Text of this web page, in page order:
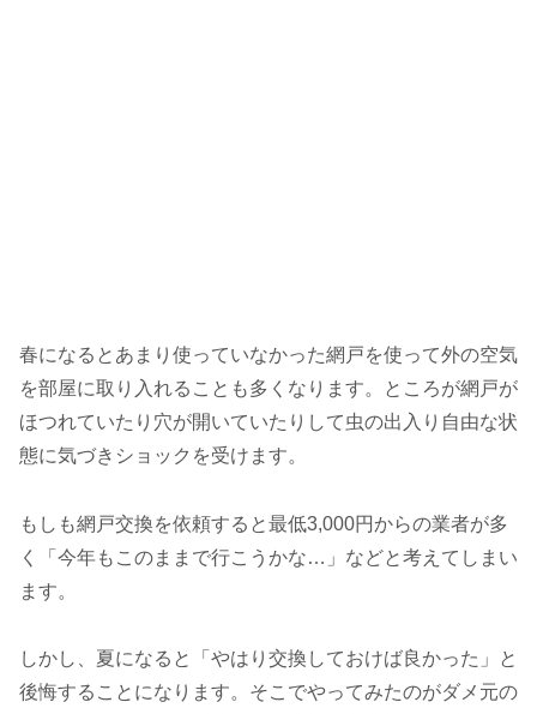
春になるとあまり使っていなかった網戸を使って外の空気
を部屋に取り入れることも多くなります。ところが網戸が
ほつれていたり穴が開いていたりして虫の出入り自由な状
態に気づきショックを受けます。
もしも網戸交換を依頼すると最低3,000円からの業者が多
く「今年もこのままで行こうかな…」などと考えてしまい
ます。
しかし、夏になると「やはり交換しておけば良かった」と
後悔することになります。そこでやってみたのがダメ元の